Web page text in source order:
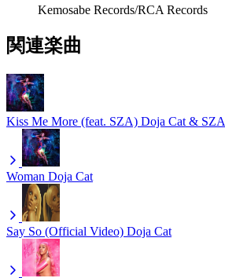
Kemosabe Records/RCA Records
関連楽曲
Kiss Me More (feat. SZA) Doja Cat & SZA
Woman Doja Cat
Say So (Official Video) Doja Cat